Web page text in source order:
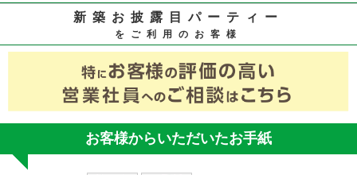
新築お披露目パーティー
をご利用のお客様
お客様からいただいたお手紙